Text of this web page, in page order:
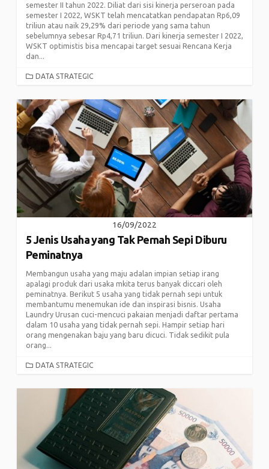
semester II tahun 2022. Diliat dari sisi kinerja perseroan pada
semester I 2022, WSKT telah mencatatkan pendapatan Rp6,09
triliun atau naik 29,29% dari periode yang sama tahun
sebelumnya sebesar Rp4,71 triliun. Dari kinerja semester I 2022,
WSKT optimistis bisa mencapai target sesuai Rencana Kerja
dan...
CATEGORIES
DATA STRATEGIC
16/09/2022
5 Jenis Usaha yang Tak Pernah Sepi Diburu
Peminatnya
Membangun usaha yang maju adalan impian setiap irang
apalagi produk dari usaka mkita terus banyak diccari oleh
peminatnya. Berikut 5 usaha yang tidak pernah sepi untuk
membantumu menemukan ide dan inspirasi bisnis. Usaha
Laundry Urusan cuci-mencuci pakaian menjadi daftar pertama
dalam 10 usaha yang tidak pernah sepi. Hampir setiap hari
orang mengenakan baju yang baru dicuci. Tidak sedikit pula
orang...
CATEGORIES
DATA STRATEGIC